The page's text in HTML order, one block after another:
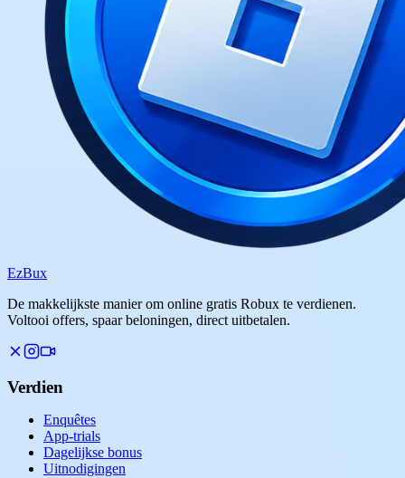
EzBux
De makkelijkste manier om online gratis Robux te verdienen.
Voltooi offers, spaar beloningen, direct uitbetalen.
Verdien
Enquêtes
App-trials
Dagelijkse bonus
Uitnodigingen